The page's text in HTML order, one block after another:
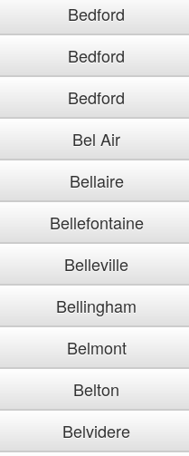
Bedford
Bedford
Bedford
Bel Air
Bellaire
Bellefontaine
Belleville
Bellingham
Belmont
Belton
Belvidere